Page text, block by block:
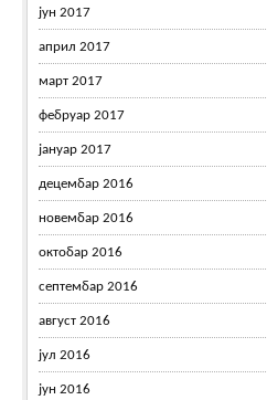
јун 2017
април 2017
март 2017
фебруар 2017
јануар 2017
децембар 2016
новембар 2016
октобар 2016
септембар 2016
август 2016
јул 2016
јун 2016